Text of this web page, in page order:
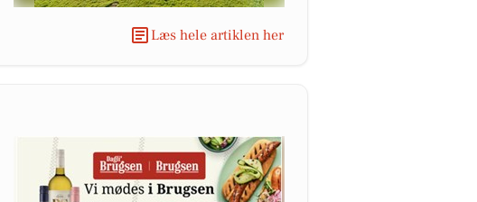
Læs hele artiklen her